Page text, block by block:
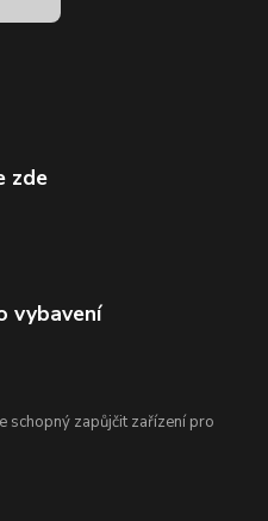
zde
vybavení
schopný zapůjčit zařízení pro